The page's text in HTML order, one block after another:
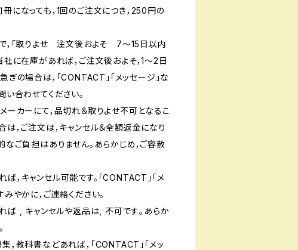
になっても，1回のご注文につき，250円の
，「取りよせ 注文後およそ 7〜15日以内
社に在庫があれば，ご注文後およそ，1〜2日
ぎの場合は，「CONTACT」「メッセージ」な
い合わせてください。
ーカーにて，品切れ＆取りよせ不可となるこ
は，ご注文は，キャンセル＆全額返金になり
なご負担はありません。あらかじめ，ご容赦
，キャンセル可能です。「CONTACT」「メ
みやかに，ご連絡ください。
ば , キャンセルや返品は, 不可です｡あらか
，教科書などあれば，「CONTACT」「メッ